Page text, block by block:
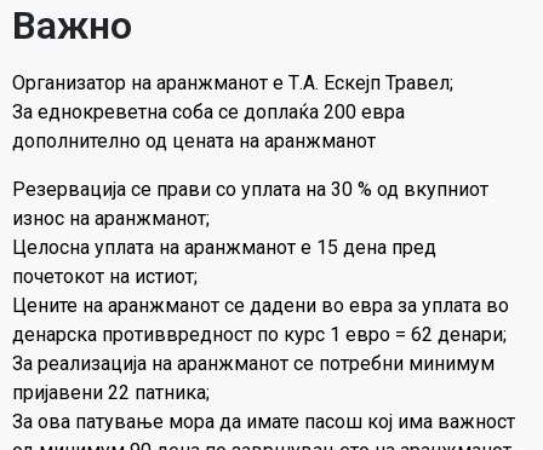
Важно
Организатор на аранжманот е Т.А. Ескејп Травел;
За еднокреветна соба се доплаќа 200 евра
дополнително од цената на аранжманот
Резервација се прави со уплата на 30 % од вкупниот
износ на аранжманот;
Целосна уплата на аранжманот е 15 дена пред
почетокот на истиот;
Цените на аранжманот се дадени во евра за уплата во
денарска противвредност по курс 1 евро = 62 денари;
За реализација на аранжманот се потребни минимум
пријавени 22 патника;
За ова патување мора да имате пасош кој има важност